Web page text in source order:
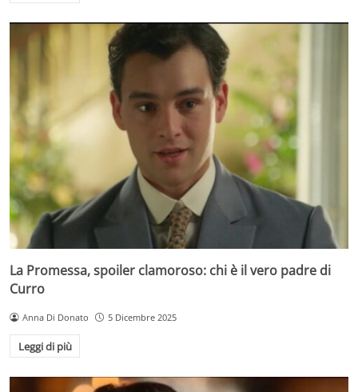
La Promessa, spoiler clamoroso: chi è il vero padre di
Curro
Anna Di Donato 5 Dicembre 2025
Leggi di più